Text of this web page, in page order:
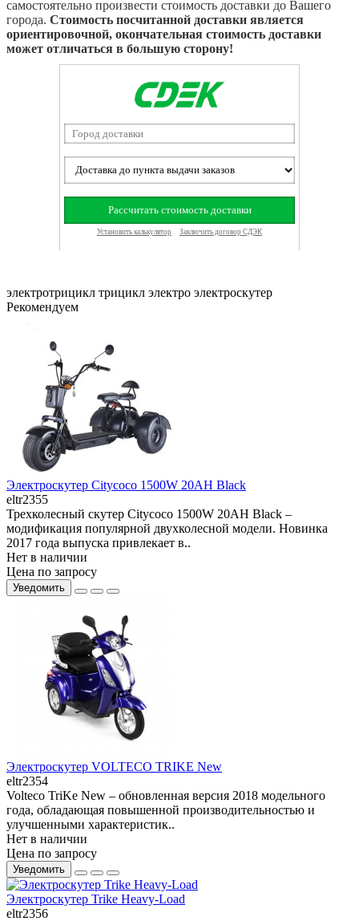
самостоятельно произвести стоимость доставки до Вашего
города. Стоимость посчитанной доставки является
ориентировочной, окончательная стоимость доставки
может отличаться в большую сторону!
электротрицикл трицикл электро электроскутер
Рекомендуем
Электроскутер Citycoco 1500W 20AH Black
eltr2355
Трехколесный скутер Citycoco 1500W 20AH Black –
модификация популярной двухколесной модели. Новинка
2017 года выпуска привлекает в..
Нет в наличии
Цена по запросу
Уведомить
Электроскутер VOLTECO TRIKE New
eltr2354
Volteco TriKe New – обновленная версия 2018 модельного
года, обладающая повышенной производительностью и
улучшенными характеристик..
Нет в наличии
Цена по запросу
Уведомить
Электроскутер Trike Heavy-Load
eltr2356